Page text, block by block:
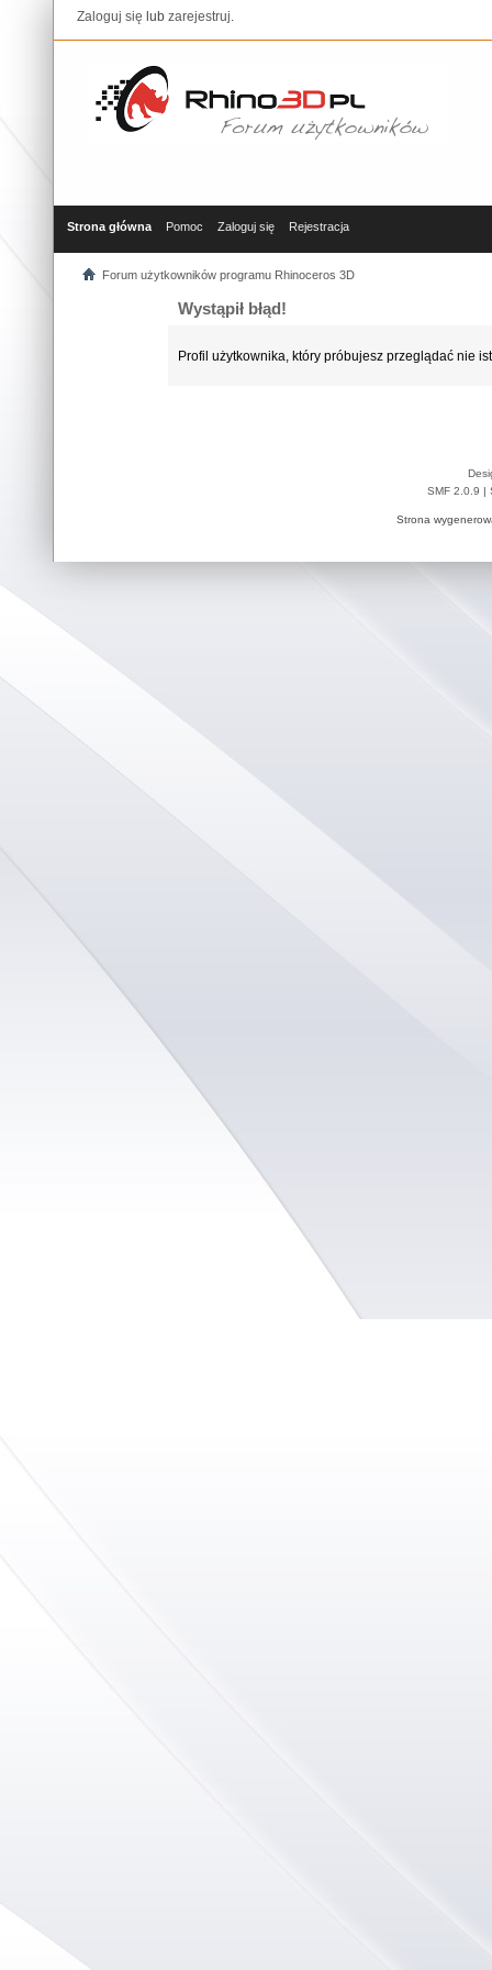
Zaloguj się lub zarejestruj.
Strona główna Pomoc Zaloguj się Rejestracja
Forum użytkowników programu Rhinoceros 3D
Wystąpił błąd!
Profil użytkownika, który próbujesz przeglądać nie
SMF 2.0.9
Strona